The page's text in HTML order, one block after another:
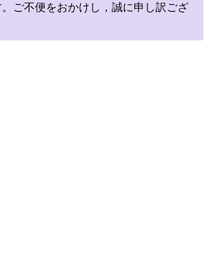
ご不便をおかけし，誠に申し訳ござ